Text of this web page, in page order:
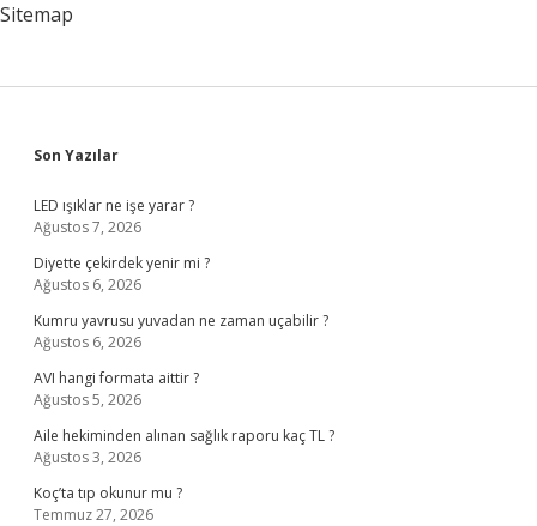
Sitemap
Sidebar
Son Yazılar
LED ışıklar ne işe yarar ?
Ağustos 7, 2026
Diyette çekirdek yenir mi ?
Ağustos 6, 2026
Kumru yavrusu yuvadan ne zaman uçabilir ?
Ağustos 6, 2026
AVI hangi formata aittir ?
Ağustos 5, 2026
Aile hekiminden alınan sağlık raporu kaç TL ?
Ağustos 3, 2026
Koç’ta tıp okunur mu ?
Temmuz 27, 2026